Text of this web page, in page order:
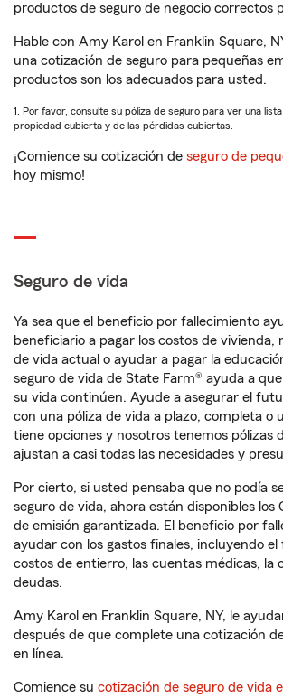
productos de seguro de negocio correctos
Hable con Amy Karol en Franklin Square,
una cotización de seguro para pequeñas
productos son los adecuados para usted.
1. Por favor, consulte su póliza de seguro para ver una
propiedad cubierta y de las pérdidas cubiertas.
¡Comience su cotización de seguro de
hoy mismo!
Seguro de vida
Ya sea que el beneficio por fallecimiento
beneficiario a pagar los costos de vivienda,
de vida actual o ayudar a pagar la
seguro de vida de State Farm® ayuda a
su vida continúen. Ayude a asegurar el
con una póliza de vida a plazo, completa o
tiene opciones y nosotros tenemos pólizas
ajustan a casi todas las necesidades y
Por cierto, si usted pensaba que no podía
seguro de vida, ahora están disponibles los
de emisión garantizada. El beneficio por
ayudar con los gastos finales, incluyendo el
costos de entierro, las cuentas médicas, la
deudas.
Amy Karol en Franklin Square, NY, le
después de que complete una cotización
en línea.
Comience su cotización de seguro de vida